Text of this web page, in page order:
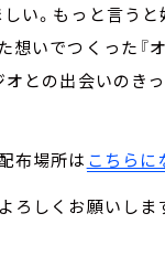
い。もっと言う
想いでつくった『オ
との出会いのき
布場所は こちらに
ろしくお願いしま